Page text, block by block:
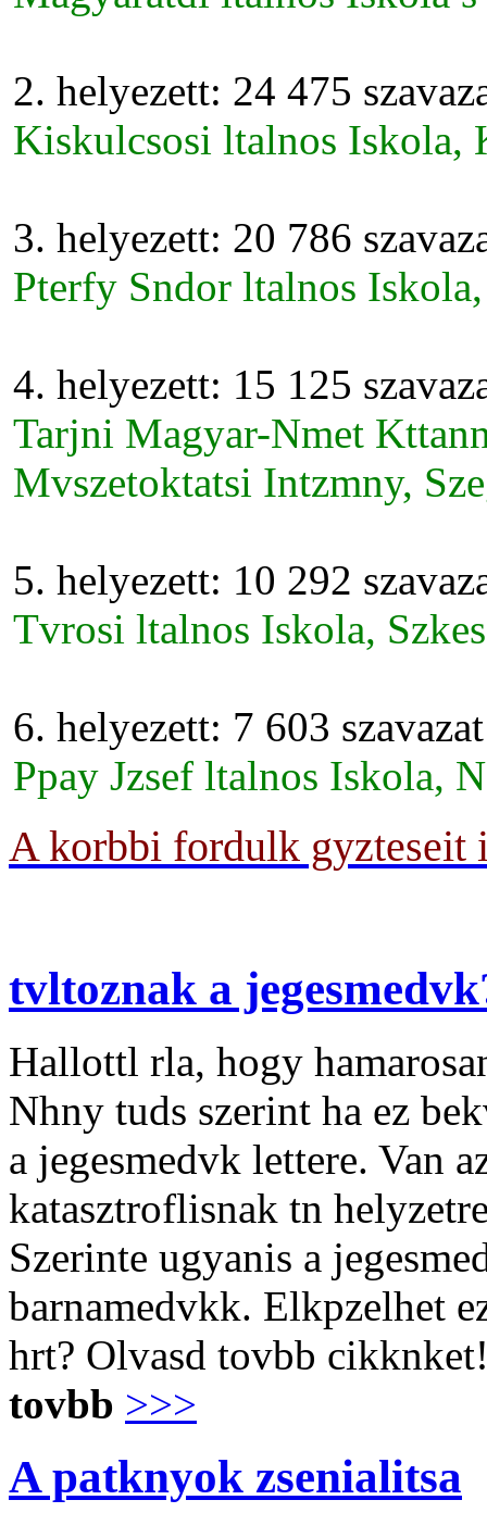
2. helyezett: 24 475
Kiskulcsosi ltalnos Iskola,
3. helyezett: 20 786
Pterfy Sndor ltalnos
4. helyezett: 15 125
Tarjni Magyar-Nmet
Mvszetoktatsi Intzmny,
5. helyezett: 10 292
Tvrosi ltalnos Iskola,
6. helyezett: 7 603 szavazat
Ppay Jzsef ltalnos Iskola,
A korbbi fordulk gyzteseit
tvltoznak a
Hallottl rla, hogy
Nhny tuds szerint ha ez
a jegesmedvk lettere. Van
katasztroflisnak tn
Szerinte ugyanis a
barnamedvkk. Elkpzelhet
hrt? Olvasd tovbb
tovbb >>>
A patknyok zsenialitsa